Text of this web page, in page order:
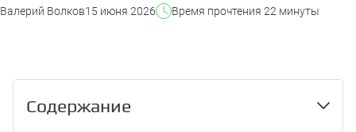
Валерий Волков15 июня 2026 Время прочтения 22 минуты
Содержание